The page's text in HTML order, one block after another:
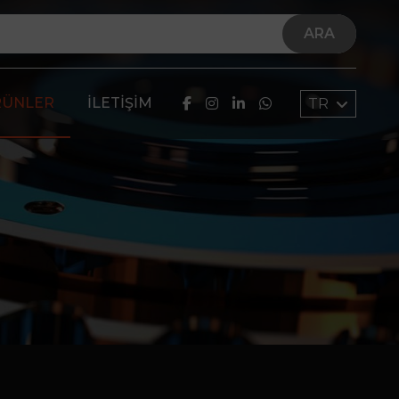
ARA
İLETIŞIM TR